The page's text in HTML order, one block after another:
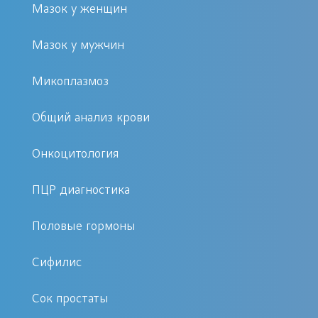
любого другого гормона. Кроме того,
направить на исследование
целесообразным при наличии
нервозность и
раздражительность,
гнева.
Потеря определенного процента
от массы тела при продолжении
Мазок у женщин
Мазок у мужчин
Микоплазмоз
Общий анализ крови
Онкоцитология
ПЦР диагностика
Половые гормоны
Сифилис
Сок простаты